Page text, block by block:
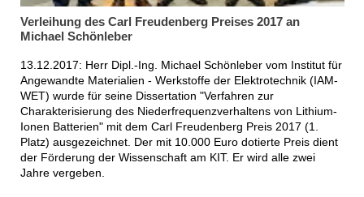
Verleihung des Carl Freudenberg Preises 2017 an
Michael Schönleber
13.12.2017: Herr Dipl.-Ing. Michael Schönleber vom Institut für
Angewandte Materialien - Werkstoffe der Elektrotechnik (IAM-
WET) wurde für seine Dissertation "Verfahren zur
Charakterisierung des Niederfrequenzverhaltens von Lithium-
Ionen Batterien" mit dem Carl Freudenberg Preis 2017 (1.
Platz) ausgezeichnet. Der mit 10.000 Euro dotierte Preis dient
der Förderung der Wissenschaft am KIT. Er wird alle zwei
Jahre vergeben.